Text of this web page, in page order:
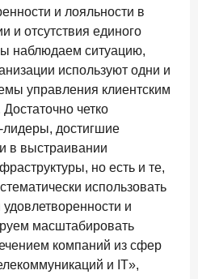
ИССЛЕДОВАНИЕ
объем выдач кредитов
банки учатся
и лояльности в
и отсутствия единого
наблюдаем ситуацию,
используют одни и
управления клиентским
четко
достигшие
в выстраивании
но есть и те,
использовать
удовлетворенности и
масштабировать
компаний из сфер
и IT»,